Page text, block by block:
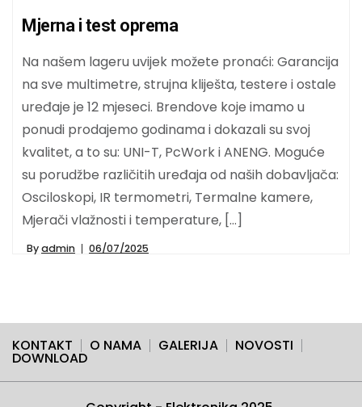
Mjerna i test oprema
Na našem lageru uvijek možete pronaći: Garancija
na sve multimetre, strujna kliješta, testere i ostale
uređaje je 12 mjeseci. Brendove koje imamo u
ponudi prodajemo godinama i dokazali su svoj
kvalitet, a to su: UNI-T, PcWork i ANENG. Moguće
su porudžbe različitih uređaja od naših dobavljača:
Osciloskopi, IR termometri, Termalne kamere,
Mjerači vlažnosti i temperature, […]
Byadmin 06/07/2025
KONTAKT O NAMA GALERIJA NOVOSTI
DOWNLOAD